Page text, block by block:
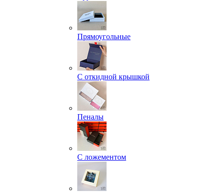
Прямоугольные
С откидной крышкой
Пеналы
С ложементом